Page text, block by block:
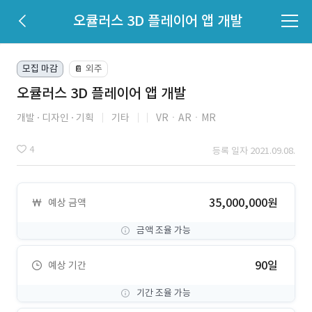
오큘러스 3D 플레이어 앱 개발
모집 마감 📔 외주
오큘러스 3D 플레이어 앱 개발
개발 디자인 기획 기타 VRㆍARㆍMR
4 등록 일자 2021.09.08.
예상 금액 35,000,000원
금액 조율 가능
예상 기간 90일
기간 조율 가능